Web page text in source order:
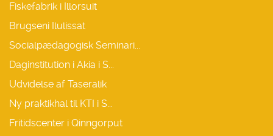
Fiskefabrik i Illorsuit
Brugseni Ilulissat
Socialpædagogisk Seminari...
Daginstitution i Akia i S...
Udvidelse af Taseralik
Ny praktikhal til KTI i S...
Fritidscenter i Qinngorput